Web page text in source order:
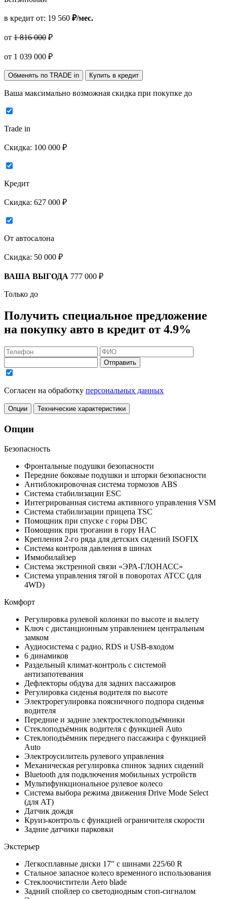
в кредит от: 19 560 ₽/мес.
от 1 816 000 ₽
от 1 039 000 ₽
Обменять по TRADE in Купить в кредит
Ваша максимально возможная скидка при покупке до
Trade in
Скидка: 100 000 ₽
Кредит
Скидка: 627 000 ₽
От автосалона
Скидка: 50 000 ₽
ВАША ВЫГОДА 777 000 ₽
Только до
Получить специальное предложение
на покупку авто в кредит от 4.9%
Отправить
Согласен на обработку персональных данных
Опции Технические характеристики
Опции
Безопасность
Фронтальные подушки безопасности
Передние боковые подушки и шторки безопасности
Антиблокировочная система тормозов ABS
Система стабилизации ESC
Интегрированная система активного управления VSM
Система стабилизации прицепа TSC
Помощник при спуске с горы DBC
Помощник при трогании в гору HAC
Крепления 2-го ряда для детских сидений ISOFIX
Система контроля давления в шинах
Иммобилайзер
Система экстренной связи «ЭРА-ГЛОНАСС»
Система управления тягой в поворотах ATCC (для
4WD)
Комфорт
Регулировка рулевой колонки по высоте и вылету
Ключ с дистанционным управлением центральным
замком
Аудиосистема с радио, RDS и USB-входом
6 динамиков
Раздельный климат-контроль с системой
антизапотевания
Дефлекторы обдува для задних пассажиров
Регулировка сиденья водителя по высоте
Электрорегулировка поясничного подпора сиденья
водителя
Передние и задние электростеклоподъёмники
Стеклоподъёмник водителя c функцией Auto
Стеклоподъёмник переднего пассажира c функцией
Auto
Электроусилитель рулевого управления
Механическая регулировка спинок задних сидений
Bluetooth для подключения мобильных устройств
Мультифункциональное рулевое колесо
Система выбора режима движения Drive Mode Select
(для АТ)
Датчик дождя
Круиз-контроль с функцией ограничителя скорости
Задние датчики парковки
Экстерьер
Легкосплавные диски 17" с шинами 225/60 R
Стальное запасное колесо временного использования
Стеклоочистители Aero blade
Задний спойлер со светодиодным стоп-сигналом